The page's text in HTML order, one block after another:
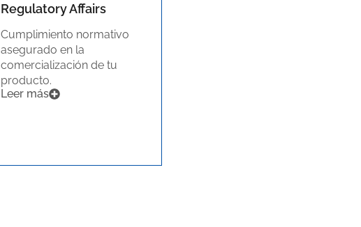
Regulatory Affairs
Cumplimiento normativo
asegurado en la
comercialización de tu
producto.
Leer más